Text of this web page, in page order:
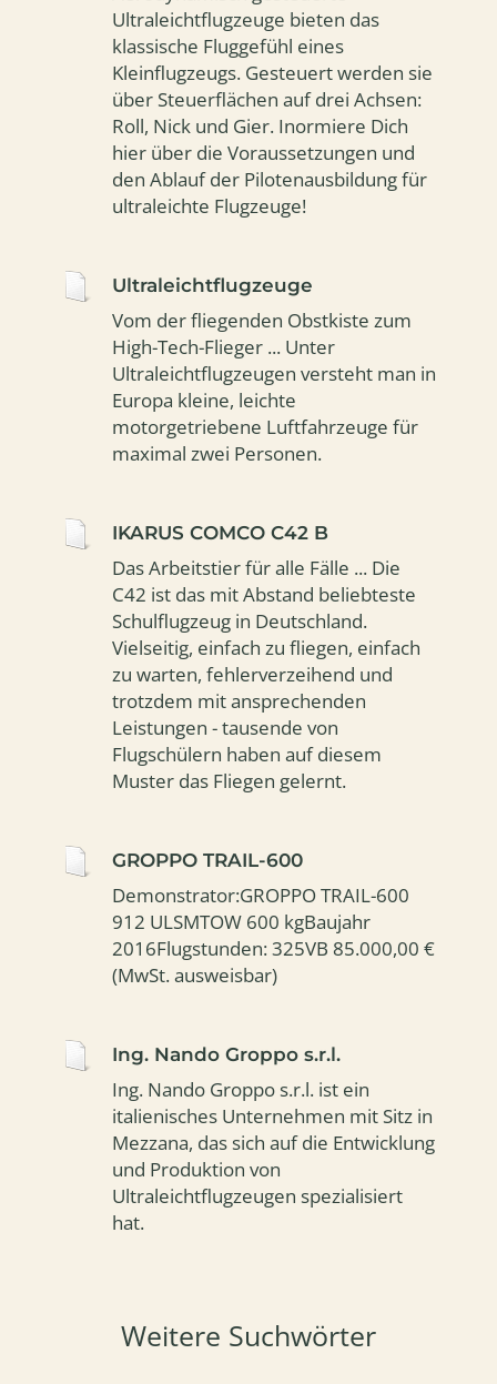
Ultraleichtflugzeuge bieten das
klassische Fluggefühl eines
Kleinflugzeugs. Gesteuert werden sie
über Steuerflächen auf drei Achsen:
Roll, Nick und Gier. Inormiere Dich
hier über die Voraussetzungen und
den Ablauf der Pilotenausbildung für
ultraleichte Flugzeuge!
Ultraleichtflugzeuge
Vom der fliegenden Obstkiste zum
High-Tech-Flieger ... Unter
Ultraleichtflugzeugen versteht man in
Europa kleine, leichte
motorgetriebene Luftfahrzeuge für
maximal zwei Personen.
IKARUS COMCO C42 B
Das Arbeitstier für alle Fälle ... Die
C42 ist das mit Abstand beliebteste
Schulflugzeug in Deutschland.
Vielseitig, einfach zu fliegen, einfach
zu warten, fehlerverzeihend und
trotzdem mit ansprechenden
Leistungen - tausende von
Flugschülern haben auf diesem
Muster das Fliegen gelernt.
GROPPO TRAIL-600
Demonstrator:GROPPO TRAIL-600
912 ULSMTOW 600 kgBaujahr
2016Flugstunden: 325VB 85.000,00 €
(MwSt. ausweisbar)
Ing. Nando Groppo s.r.l.
Ing. Nando Groppo s.r.l. ist ein
italienisches Unternehmen mit Sitz in
Mezzana, das sich auf die Entwicklung
und Produktion von
Ultraleichtflugzeugen spezialisiert
hat.
Weitere Suchwörter